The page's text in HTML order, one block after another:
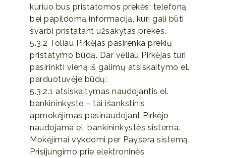
kuriuo bus pristatomos prekės; telefoną
bei papildomą informaciją, kuri gali būti
svarbi pristatant užsakytas prekes.
5.3.2 Toliau Pirkėjas pasirenka prekių
pristatymo būdą. Dar vėliau Pirkėjas turi
pasirinkti vieną iš galimų atsiskaitymo el.
parduotuvėje būdų:
5.3.2.1 atsiskaitymas naudojantis el.
bankininkyste – tai išankstinis
apmokėjimas pasinaudojant Pirkėjo
naudojama el. bankininkystės sistema.
Mokėjimai vykdomi per Paysera sistemą.
Prisijungimo prie elektroninės